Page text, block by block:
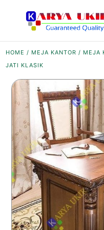
HOME / MEJA KANTOR / MEJA
JATI KLASIK